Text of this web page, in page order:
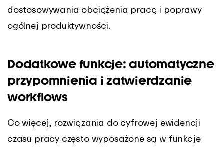
dostosowywania obciążenia pracą i poprawy
ogólnej produktywności.
Dodatkowe funkcje: automatyczne
przypomnienia i zatwierdzanie
workflows
Co więcej, rozwiązania do cyfrowej ewidencji
czasu pracy często wyposażone są w funkcje